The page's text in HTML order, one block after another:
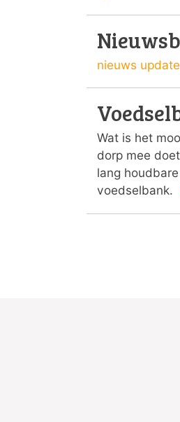
nieuws
Wat is het
dorp mee
lang
voedselbank.